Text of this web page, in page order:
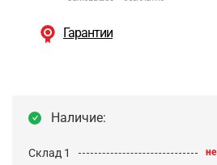
Гарантии
Наличие:
Склад 1